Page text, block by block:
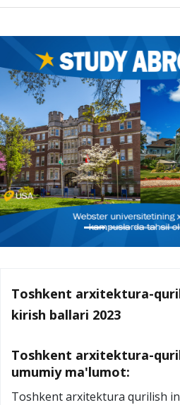
Toshkent arxitektura-
kirish ballari 2023
Toshkent arxitektura-
umumiy ma'lumot:
Toshkent arxitektura qurilish